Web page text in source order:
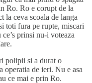
Ro. Ro e corupt de la
la ceva scoala de langa
toti fura pe rupte, miscari
prinsi nu-i voteaza
polipii si a durat o
operatia de ieri. Nu e asa
ce mai e prin Ro.